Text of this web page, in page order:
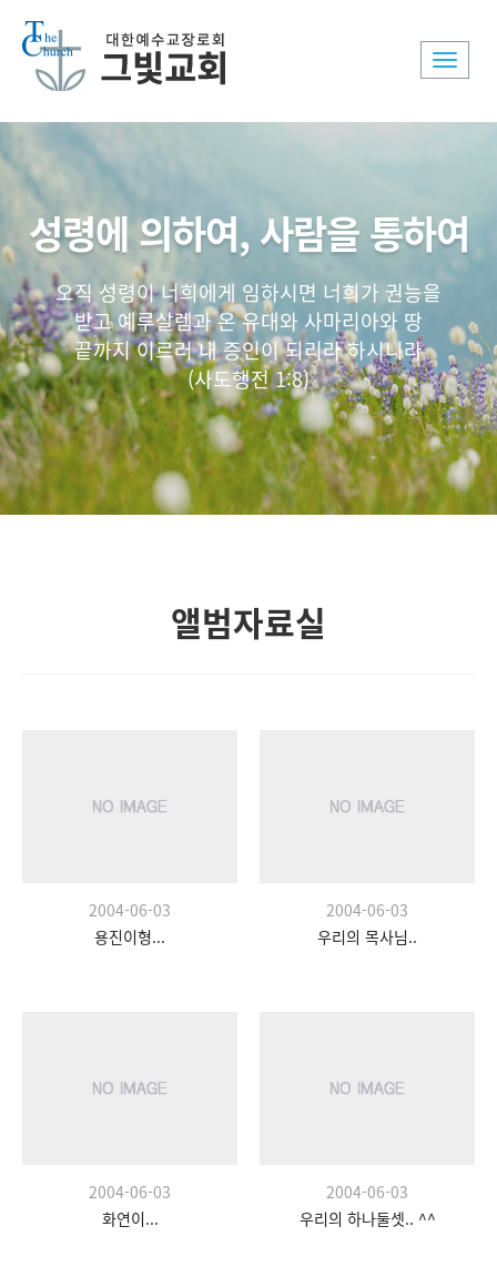
Toggle
성령에 의하여, 사람을 통하여
오직 성령이 너희에게 임하시면 너희가 권능을
받고 예루살렘과 온 유대와 사마리아와 땅
끝까지 이르러 내 증인이 되리라 하시니라
(사도행전 1:8)
앨범자료실
2004-06-03
용진이형...
2004-06-03
우리의 목사님..
2004-06-03
화연이...
2004-06-03
우리의 하나둘셋.. ^^